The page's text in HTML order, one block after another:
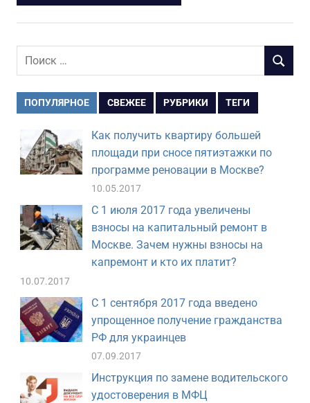
Поиск
ПОИСК
ПОПУЛЯРНОЕ СВЕЖЕЕ РУБРИКИ ТЕГИ
Как получить квартиру большей
площади при сносе пятиэтажки по
программе реновации в Москве?
10.05.2017
С 1 июля 2017 года увеличены
взносы на капитальный ремонт в
Москве. Зачем нужны взносы на
капремонт и кто их платит?
10.07.2017
С 1 сентября 2017 года введено
упрощенное получение гражданства
РФ для украинцев
07.09.2017
Инструкция по замене водительского
удостоверения в МФЦ